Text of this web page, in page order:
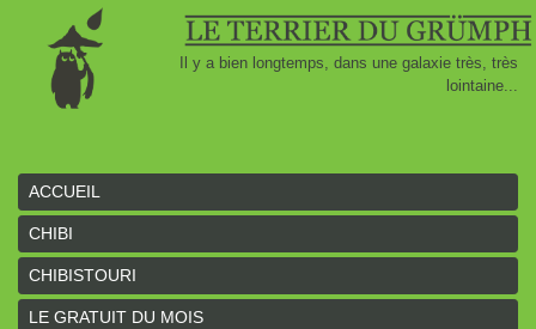
Il y a bien longtemps, dans une galaxie très, très
lointaine...
ACCUEIL
CHIBI
CHIBISTOURI
LE GRATUIT DU MOIS